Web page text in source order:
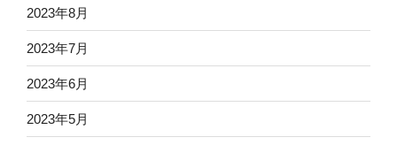
2023年8月
2023年7月
2023年6月
2023年5月